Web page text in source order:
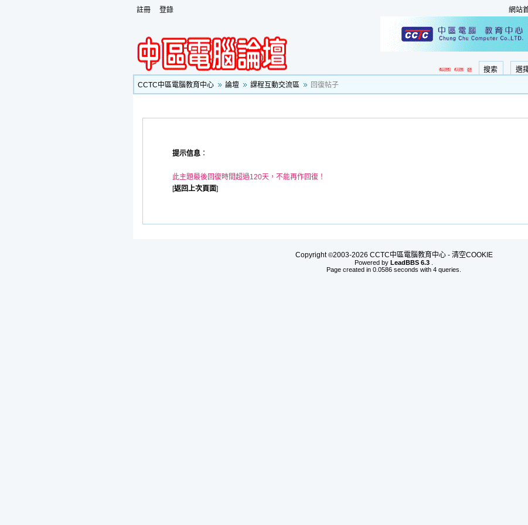
註冊 登錄 網站
選
搜索
CCTC中區電腦教育中心
論壇 課程互動交流區 回復帖子
提示信息 ：
此主題最後回復時間超過120天，不能再作回復！
[返回上次頁面]
Copyright©2003-2026 CCTC中區電腦教育中心 - 清空COOKIE
Powered by LeadBBS 6.3
Page created in 0.0586 seconds with 4 queries.